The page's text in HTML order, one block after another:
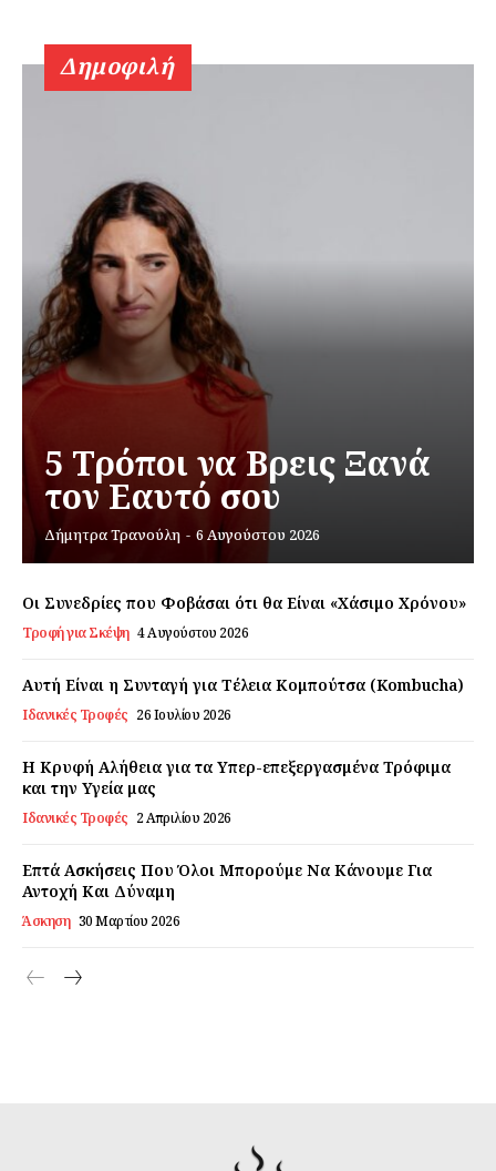
Εγγραφείτε τώρα!
Σχετικά με εμάς
Ο λογαριασμός μου
Επικοινωνία
Δημοφιλή
5 Τρόποι να Βρεις Ξανά
τον Εαυτό σου
Δήμητρα Τρανούλη - 6 Αυγούστου 2026
Οι Συνεδρίες που Φοβάσαι ότι θα Είναι «Χάσιμο Χρόνου»
Τροφή για Σκέψη 4 Αυγούστου 2026
Αυτή Είναι η Συνταγή για Τέλεια Κομπούτσα (Kombucha)
Ιδανικές Τροφές 26 Ιουλίου 2026
Η Κρυφή Αλήθεια για τα Υπερ-επεξεργασμένα Τρόφιμα
και την Υγεία μας
Ιδανικές Τροφές 2 Απριλίου 2026
Επτά Ασκήσεις Που Όλοι Μπορούμε Να Κάνουμε Για
Αντοχή Και Δύναμη
Άσκηση 30 Μαρτίου 2026